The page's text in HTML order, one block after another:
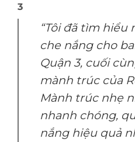
3
“Tôi đã tìm hiểu
che nắng cho
Quận 3, cuối
mành trúc của
Mành trúc nhẹ
nhanh chóng,
nắng hiệu quả